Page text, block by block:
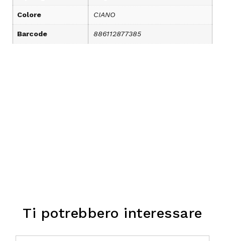
Colore CIANO
Barcode 886112877385
Ti potrebbero interessare